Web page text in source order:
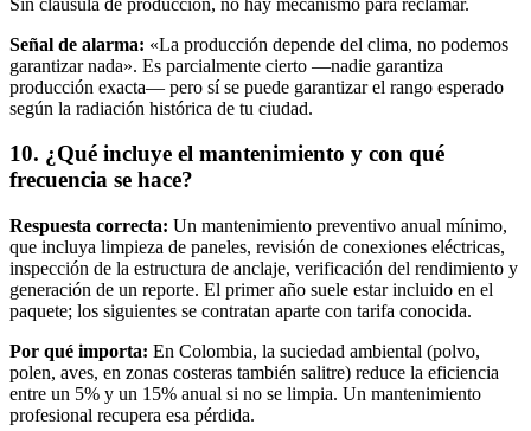
Señal de alarma: «La producción depende del clima, no podemos
garantizar nada». Es parcialmente cierto —nadie garantiza
producción exacta— pero sí se puede garantizar el rango esperado
según la radiación histórica de tu ciudad.
10. ¿Qué incluye el mantenimiento y con qué
frecuencia se hace?
Respuesta correcta: Un mantenimiento preventivo anual mínimo,
que incluya limpieza de paneles, revisión de conexiones eléctricas,
inspección de la estructura de anclaje, verificación del rendimiento y
generación de un reporte. El primer año suele estar incluido en el
paquete; los siguientes se contratan aparte con tarifa conocida.
Por qué importa: En Colombia, la suciedad ambiental (polvo,
polen, aves, en zonas costeras también salitre) reduce la eficiencia
entre un 5% y un 15% anual si no se limpia. Un mantenimiento
profesional recupera esa pérdida.